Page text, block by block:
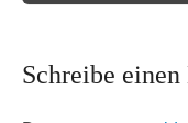
Schreibe